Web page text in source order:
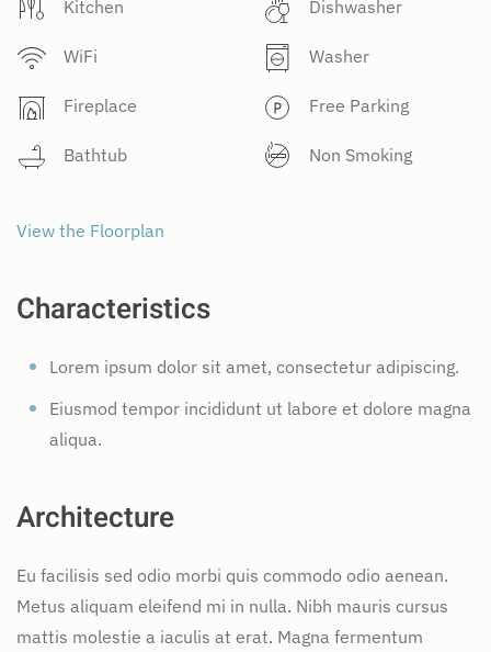
Kitchen Dishwasher
WiFi Washer
Fireplace Free Parking
Bathtub Non Smoking
View the Floorplan
Characteristics
Lorem ipsum dolor sit amet, consectetur adipiscing.
Eiusmod tempor incididunt ut labore et dolore magna
aliqua.
Architecture
Eu facilisis sed odio morbi quis commodo odio aenean.
Metus aliquam eleifend mi in nulla. Nibh mauris cursus
mattis molestie a iaculis at erat. Magna fermentum